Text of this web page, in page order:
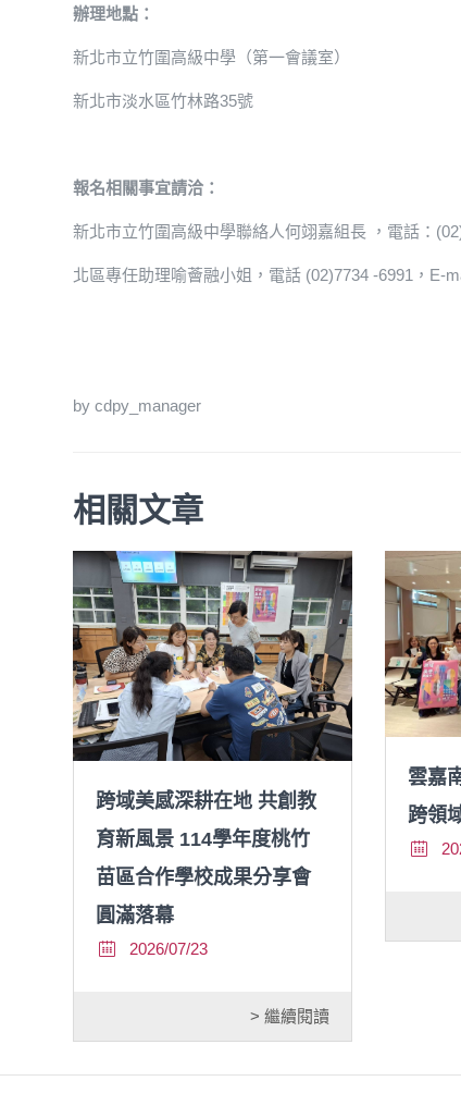
辦理地點：
新北市立竹圍高級中學（第一會議室）
新北市淡水區竹林路35號
報名相關事宜請洽：
新北市立竹圍高級中學聯絡人何翊嘉組長 ，電話：
北區專任助理喻薈融小姐，電話 (02)7734 -6991，E-
by cdpy_manager
相關文章
跨域美感深耕在地 共創教
育新風景 114學年度桃竹
苗區合作學校成果分享會
圓滿落幕
2026/07/23
> 繼續閱讀
雲嘉
跨領